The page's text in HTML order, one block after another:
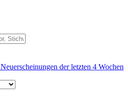
Neuerscheinungen der letzten 4 Wochen